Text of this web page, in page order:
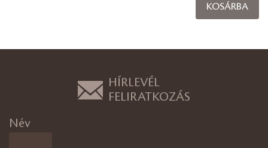
KOSÁRBA
HÍRLEVÉL
FELIRATKOZÁS
Név